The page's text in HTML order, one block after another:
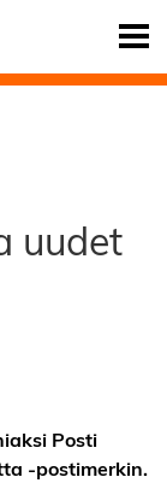
uudet
Posti
-postimerkin.